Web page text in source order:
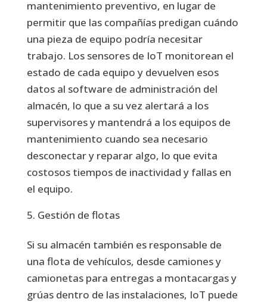
mantenimiento preventivo, en lugar de
permitir que las compañías predigan cuándo
una pieza de equipo podría necesitar
trabajo. Los sensores de IoT monitorean el
estado de cada equipo y devuelven esos
datos al software de administración del
almacén, lo que a su vez alertará a los
supervisores y mantendrá a los equipos de
mantenimiento cuando sea necesario
desconectar y reparar algo, lo que evita
costosos tiempos de inactividad y fallas en
el equipo.
Gestión de flotas
Si su almacén también es responsable de
una flota de vehículos, desde camiones y
camionetas para entregas a montacargas y
grúas dentro de las instalaciones, IoT puede